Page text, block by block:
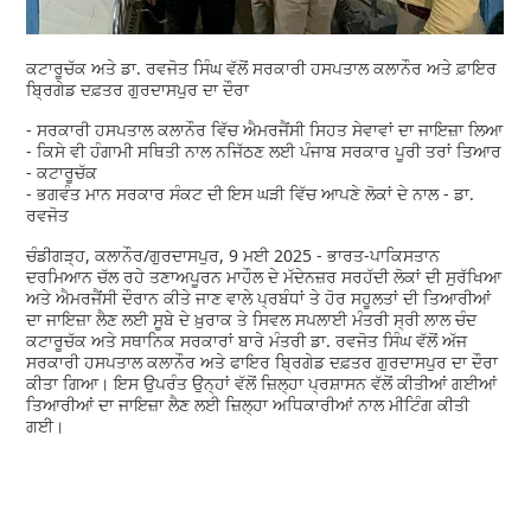
ਕਟਾਰੂਚੱਕ ਅਤੇ ਡਾ. ਰਵਜੋਤ ਸਿੰਘ ਵੱਲੋਂ ਸਰਕਾਰੀ ਹਸਪਤਾਲ ਕਲਾਨੌਰ ਅਤੇ ਫ਼ਾਇਰ
ਬ੍ਰਿਗੇਡ ਦਫ਼ਤਰ ਗੁਰਦਾਸਪੁਰ ਦਾ ਦੌਰਾ
- ਸਰਕਾਰੀ ਹਸਪਤਾਲ ਕਲਾਨੌਰ ਵਿੱਚ ਐਮਰਜੈਂਸੀ ਸਿਹਤ ਸੇਵਾਵਾਂ ਦਾ ਜਾਇਜ਼ਾ ਲਿਆ
- ਕਿਸੇ ਵੀ ਹੰਗਾਮੀ ਸਥਿਤੀ ਨਾਲ ਨਜਿੱਠਣ ਲਈ ਪੰਜਾਬ ਸਰਕਾਰ ਪੂਰੀ ਤਰਾਂ ਤਿਆਰ
- ਕਟਾਰੂਚੱਕ
- ਭਗਵੰਤ ਮਾਨ ਸਰਕਾਰ ਸੰਕਟ ਦੀ ਇਸ ਘੜੀ ਵਿੱਚ ਆਪਣੇ ਲੋਕਾਂ ਦੇ ਨਾਲ - ਡਾ.
ਰਵਜੋਤ
ਚੰਡੀਗੜ੍ਹ, ਕਲਾਨੌਰ/ਗੁਰਦਾਸਪੁਰ, 9 ਮਈ 2025 - ਭਾਰਤ-ਪਾਕਿਸਤਾਨ
ਦਰਮਿਆਨ ਚੱਲ ਰਹੇ ਤਣਾਅਪੂਰਨ ਮਾਹੌਲ ਦੇ ਮੱਦੇਨਜ਼ਰ ਸਰਹੱਦੀ ਲੋਕਾਂ ਦੀ ਸੁਰੱਖਿਆ
ਅਤੇ ਐਮਰਜੈਂਸੀ ਦੌਰਾਨ ਕੀਤੇ ਜਾਣ ਵਾਲੇ ਪ੍ਰਬੰਧਾਂ ਤੇ ਹੋਰ ਸਹੂਲਤਾਂ ਦੀ ਤਿਆਰੀਆਂ
ਦਾ ਜਾਇਜ਼ਾ ਲੈਣ ਲਈ ਸੂਬੇ ਦੇ ਖ਼ੁਰਾਕ ਤੇ ਸਿਵਲ ਸਪਲਾਈ ਮੰਤਰੀ ਸ੍ਰੀ ਲਾਲ ਚੰਦ
ਕਟਾਰੂਚੱਕ ਅਤੇ ਸਥਾਨਿਕ ਸਰਕਾਰਾਂ ਬਾਰੇ ਮੰਤਰੀ ਡਾ. ਰਵਜੋਤ ਸਿੰਘ ਵੱਲੋਂ ਅੱਜ
ਸਰਕਾਰੀ ਹਸਪਤਾਲ ਕਲਾਨੌਰ ਅਤੇ ਫਾਇਰ ਬ੍ਰਿਗੇਡ ਦਫ਼ਤਰ ਗੁਰਦਾਸਪੁਰ ਦਾ ਦੌਰਾ
ਕੀਤਾ ਗਿਆ। ਇਸ ਉਪਰੰਤ ਉਨ੍ਹਾਂ ਵੱਲੋਂ ਜ਼ਿਲ੍ਹਾ ਪ੍ਰਸ਼ਾਸਨ ਵੱਲੋਂ ਕੀਤੀਆਂ ਗਈਆਂ
ਤਿਆਰੀਆਂ ਦਾ ਜਾਇਜ਼ਾ ਲੈਣ ਲਈ ਜ਼ਿਲ੍ਹਾ ਅਧਿਕਾਰੀਆਂ ਨਾਲ ਮੀਟਿੰਗ ਕੀਤੀ
ਗਈ।